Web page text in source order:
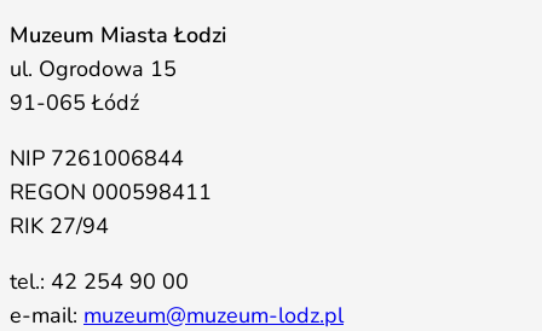
Muzeum Miasta Łodzi
ul. Ogrodowa 15
91-065 Łódź
NIP 7261006844
REGON 000598411
RIK 27/94
tel.: 42 254 90 00
e-mail: muzeum@muzeum-lodz.pl